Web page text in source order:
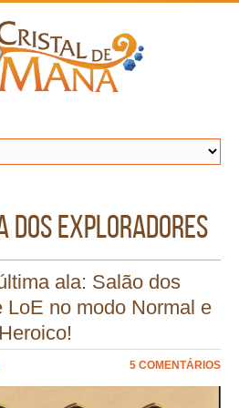
dos Exploradores
ala: Salão dos
LoE no modo Normal e
Heroico!
5 COMENTÁRIOS